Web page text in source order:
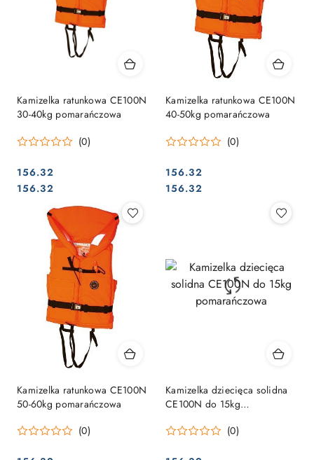
Kamizelka ratunkowa CE100N
30-40kg pomarańczowa
(0)
Cena:
156.32
Cena:
156.32
Kamizelka ratunkowa CE100N
40-50kg pomarańczowa
(0)
Cena:
156.32
Cena:
156.32
Kamizelka ratunkowa CE100N
50-60kg pomarańczowa
(0)
Kamizelka dziecięca solidna
CE100N do 15kg
(0)